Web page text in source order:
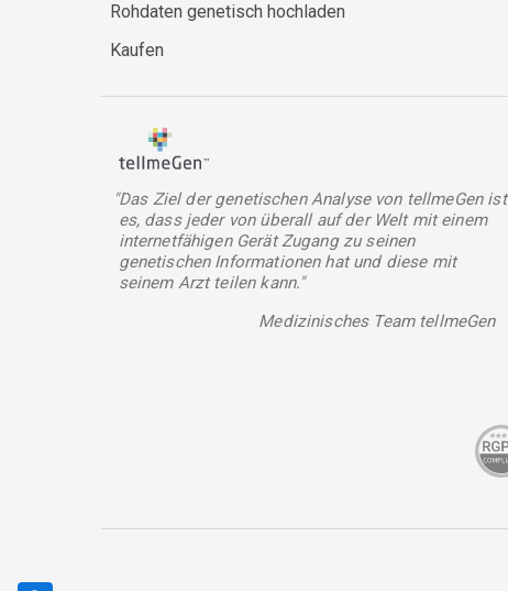
Rohdaten genetisch hochladen
Kaufen
"Das Ziel der genetischen Analyse von tellmeGen ist
es, dass jeder von überall auf der Welt mit einem
internetfähigen Gerät Zugang zu seinen
genetischen Informationen hat und diese mit
seinem Arzt teilen kann."
Medizinisches Team tellmeGen